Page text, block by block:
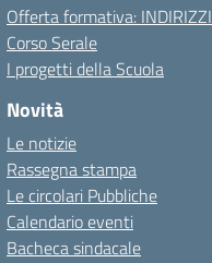
Offerta formativa: INDIRIZZI
Corso Serale
I progetti della Scuola
Novità
Le notizie
Rassegna stampa
Le circolari Pubbliche
Calendario eventi
Bacheca sindacale